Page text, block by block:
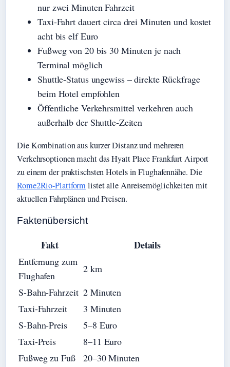
nur zwei Minuten Fahrzeit
Taxi-Fahrt dauert circa drei Minuten und kostet
acht bis elf Euro
Fußweg von 20 bis 30 Minuten je nach
Terminal möglich
Shuttle-Status ungewiss – direkte Rückfrage
beim Hotel empfohlen
Öffentliche Verkehrsmittel verkehren auch
außerhalb der Shuttle-Zeiten
Die Kombination aus kurzer Distanz und mehreren
Verkehrsoptionen macht das Hyatt Place Frankfurt Airport
zu einem der praktischsten Hotels in Flughafennähe. Die
Rome2Rio-Plattformlistet alle Anreisemöglichkeiten mit
aktuellen Fahrplänen und Preisen.
Faktenübersicht
Fakt Details
Entfernung zum
Flughafen
2 km
S-Bahn-Fahrzeit 2 Minuten
Taxi-Fahrzeit
3 Minuten
S-Bahn-Preis
5–8 Euro
Taxi-Preis
8–11 Euro
Fußweg zu Fuß
20–30 Minuten